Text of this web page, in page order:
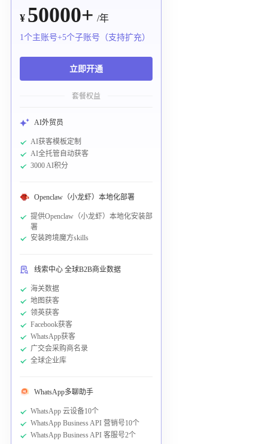
¥ 50000+ /年
1个主账号+5个子账号（支持扩充）
立即开通
套餐权益
AI外贸员
AI获客模板定制
AI全托管自动获客
3000 AI积分
Openclaw（小龙虾）本地化部署
提供Openclaw（小龙虾）本地化安装部
署
安装跨境魔方skills
线索中心 全球B2B商业数据
海关数据
地图获客
领英获客
Facebook获客
WhatsApp获客
广交会采购商名录
全球企业库
WhatsApp多聊助手
WhatsApp 云设备10个
WhatsApp Business API 营销号10个
WhatsApp Business API 客服号2个